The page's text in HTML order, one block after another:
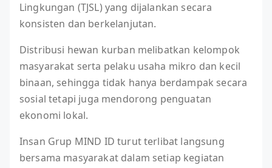
Lingkungan (TJSL) yang dijalankan secara
konsisten dan berkelanjutan.
Distribusi hewan kurban melibatkan kelompok
masyarakat serta pelaku usaha mikro dan kecil
binaan, sehingga tidak hanya berdampak secara
sosial tetapi juga mendorong penguatan
ekonomi lokal.
Insan Grup MIND ID turut terlibat langsung
bersama masyarakat dalam setiap kegiatan